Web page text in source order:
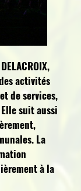
activités
de services,
suit aussi
La
à la